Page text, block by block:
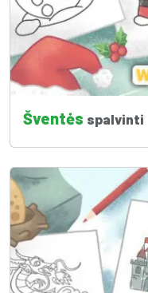
Šventės spalvinti